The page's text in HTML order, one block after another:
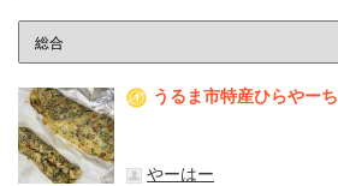
1 うるま市特産ひらやー
やーはー